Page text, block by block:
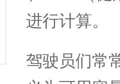
进行计算。
驾驶员们常